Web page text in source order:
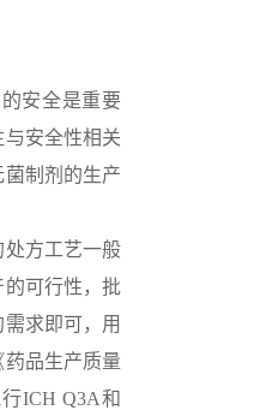
安全是重要
安全性相关
制剂的生产
方工艺一般
的可行性，批
求即可，用
品生产质量
ICH Q3A和